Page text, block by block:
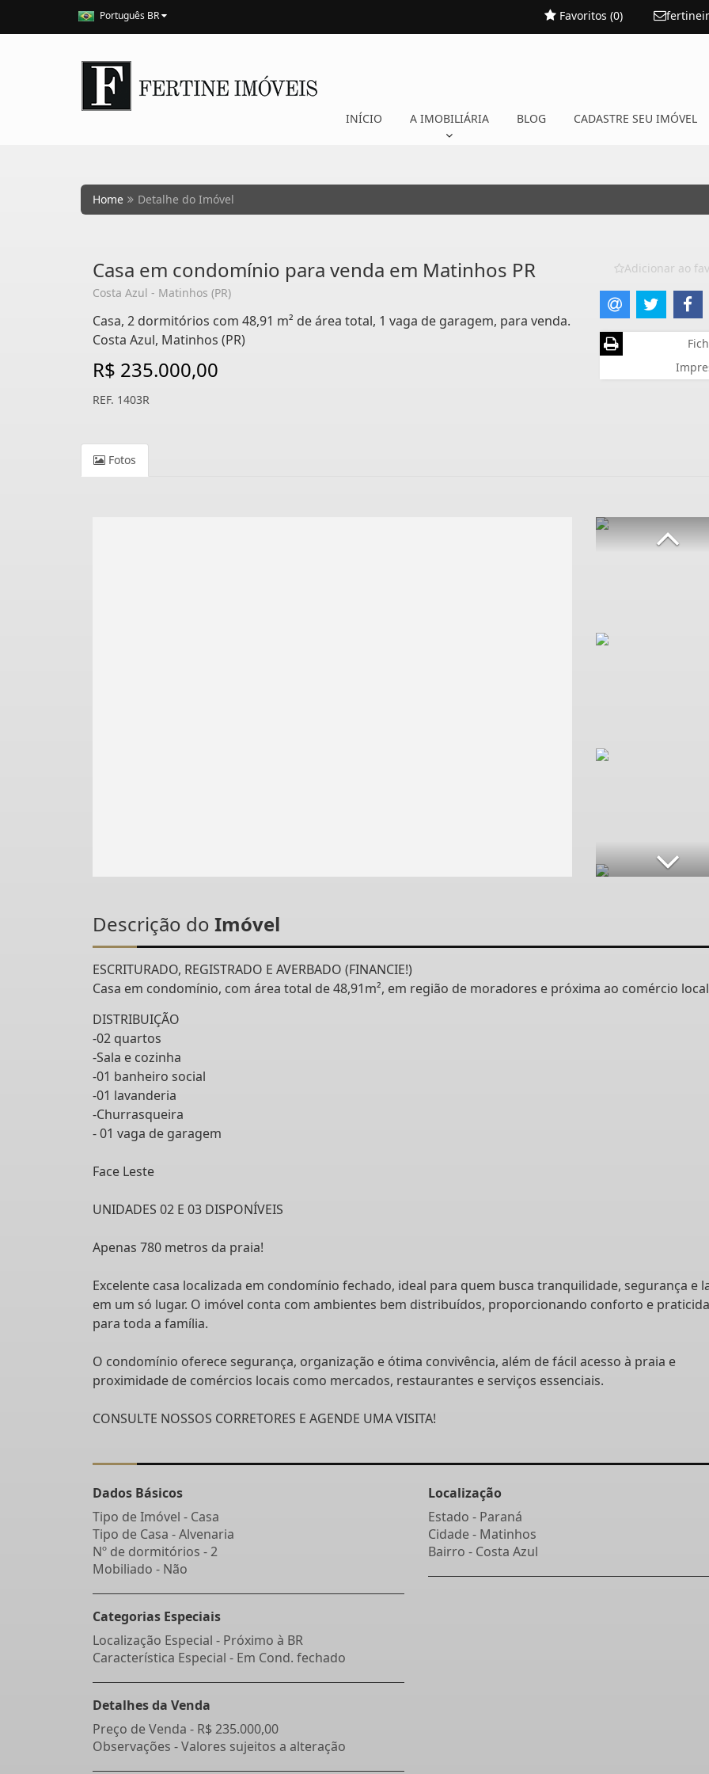
Português BR Favoritos (0)
INÍCIO A IMOBILIÁRIA BLOG CADASTRE SEU IMÓVEL
Home Detalhe do Imóvel
Casa em condomínio para venda em Matinhos PR
Costa Azul - Matinhos (PR)
Casa, 2 dormitórios com 48,91 m² de área total, 1 vaga de garagem, para venda.
Costa Azul, Matinhos (PR)
R$ 235.000,00
REF. 1403R
Adicionar ao
Fotos
Descrição do Imóvel
ESCRITURADO, REGISTRADO E AVERBADO (FINANCIE!)
Casa em condomínio, com área total de 48,91m², em região de moradores e próxima ao comércio
DISTRIBUIÇÃO
-02 quartos
-Sala e cozinha
-01 banheiro social
-01 lavanderia
-Churrasqueira
- 01 vaga de garagem
Face Leste
UNIDADES 02 E 03 DISPONÍVEIS
Apenas 780 metros da praia!
Excelente casa localizada em condomínio fechado, ideal para quem busca tranquilidade, segurança e
em um só lugar. O imóvel conta com ambientes bem distribuídos, proporcionando conforto e
para toda a família.
O condomínio oferece segurança, organização e ótima convivência, além de fácil acesso à praia e
proximidade de comércios locais como mercados, restaurantes e serviços essenciais.
CONSULTE NOSSOS CORRETORES E AGENDE UMA VISITA!
Dados Básicos
Tipo de Imóvel - Casa
Tipo de Casa - Alvenaria
Nº de dormitórios - 2
Mobiliado - Não
Categorias Especiais
Localização Especial - Próximo à BR
Característica Especial - Em Cond. fechado
Detalhes da Venda
Preço de Venda - R$ 235.000,00
Observações - Valores sujeitos a alteração
Localização
Estado - Paraná
Cidade - Matinhos
Bairro - Costa Azul